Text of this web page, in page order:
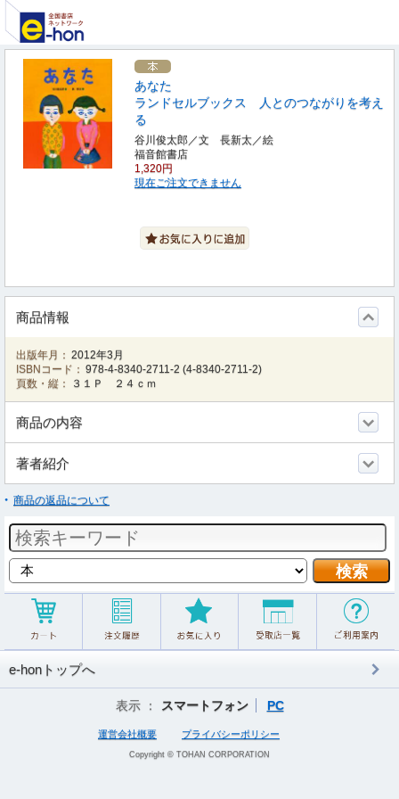
あなた
ランドセルブックス 人とのつながりを考え
る
谷川俊太郎／文 長新太／絵
福音館書店
1,320円
現在ご注文できません
商品情報
出版年月： 2012年3月
ISBNコード： 978-4-8340-2711-2 (4-8340-2711-2)
頁数・縦：
３１Ｐ ２４ｃｍ
商品の内容
著者紹介
商品の返品について
e-honトップへ
表示 ： スマートフォン PC
運営会社概要 プライバシーポリシー
Copyright © TOHAN CORPORATION